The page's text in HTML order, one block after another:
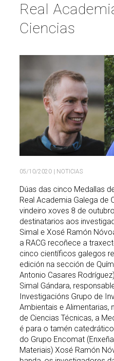
Igualdad
BuscarBUSCAR
Real
Ciencias
05/10/2020 | NOTICIAS
Dúas das cinco Medallas
Real Academia Galega de
vindeiro xoves 8 de
destinatarios aos
Simal e Xosé Ramón
a RACG recoñece a
cinco científicos galegos
edición na sección de
Antonio Casares
Simal Gándara,
Investigacións Grupo de
Ambientais e Alimentarias,
de Ciencias Técnicas, a
é para o tamén
do Grupo Encomat
Materiais) Xosé Ramón